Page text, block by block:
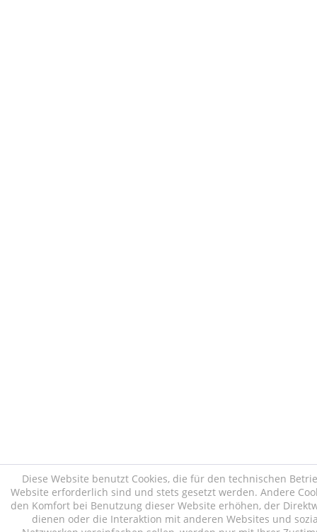
Diese Website benutzt Cookies, die für den technischen
Website erforderlich sind und stets gesetzt werden. Andere
den Komfort bei Benutzung dieser Website erhöhen, der
dienen oder die Interaktion mit anderen Websites und